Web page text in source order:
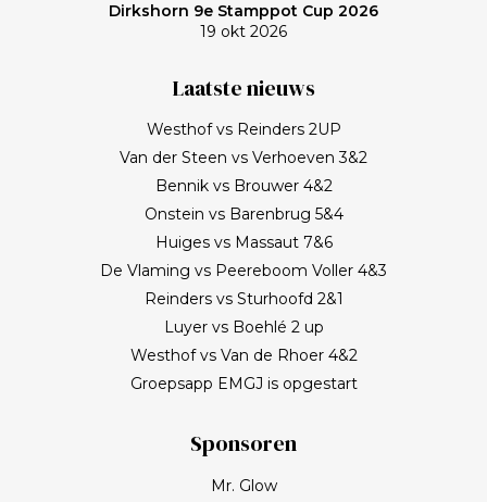
Dirkshorn 9e Stamppot Cup 2026
19 okt 2026
Laatste nieuws
Westhof vs Reinders 2UP
Van der Steen vs Verhoeven 3&2
Bennik vs Brouwer 4&2
Onstein vs Barenbrug 5&4
Huiges vs Massaut 7&6
De Vlaming vs Peereboom Voller 4&3
Reinders vs Sturhoofd 2&1
Luyer vs Boehlé 2 up
Westhof vs Van de Rhoer 4&2
Groepsapp EMGJ is opgestart
Sponsoren
Mr. Glow